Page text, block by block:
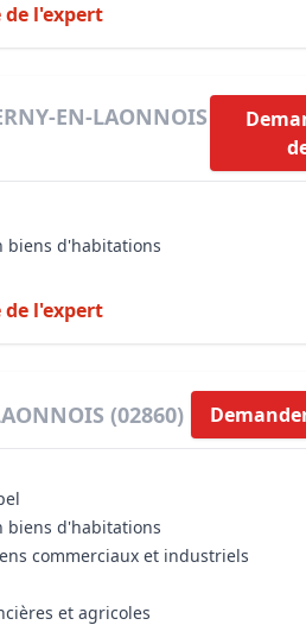
l'expert
EN-LAONNOIS
biens d'habitations
l'expert
(02860)
biens d'habitations
commerciaux et industriels
et agricoles